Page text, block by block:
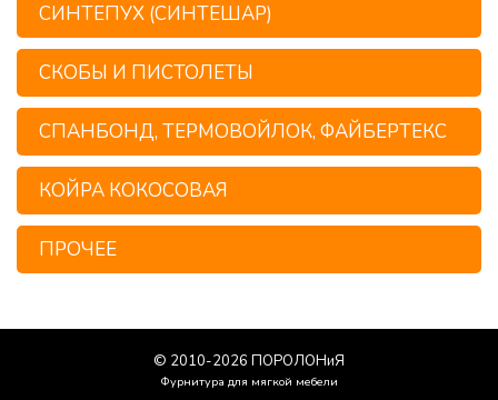
СИНТЕПУХ (СИНТЕШАР)
СКОБЫ И ПИСТОЛЕТЫ
СПАНБОНД, ТЕРМОВОЙЛОК, ФАЙБЕРТЕКС
КОЙРА КОКОСОВАЯ
ПРОЧЕЕ
© 2010-2026 ПОРОЛОНиЯ
Фурнитура для мягкой мебели